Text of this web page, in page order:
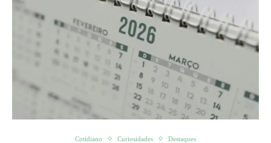
Cotidiano Curiosidades Destaques